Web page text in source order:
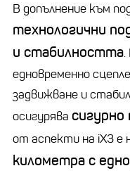
В допълнение към
технологични
и стабилността.
едновременно
задвижване и
осигурява сигурно
от аспекти на iX3 е
километра с